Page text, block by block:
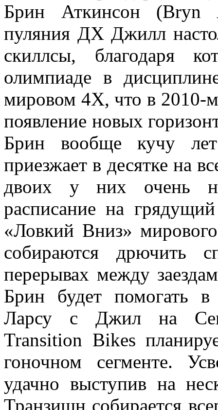
Брин Аткинсон (Bryn
пуляния ДХ Джилл
скиллсы, благодаря
олимпиаде в
мировом 4Х, что в 2010-
появление новых
Брин вообще кучу
приезжает в десятке на
двоих у них очень
расписание на
«Ловкий Вниз»
собираются дрючить
перерывах между
Брин будет помогать в
Ларсу с Джил на
Transition Bikes
гоночном сегменте.
удачно выступив на
Транзишн собирается